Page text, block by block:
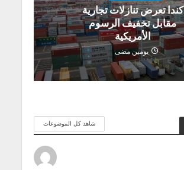
كندا تعرض تنازلات تجارية
مقابل تخفيف الرسوم
الأمريكية
يومين مضى
شاهد كل الموضوعات